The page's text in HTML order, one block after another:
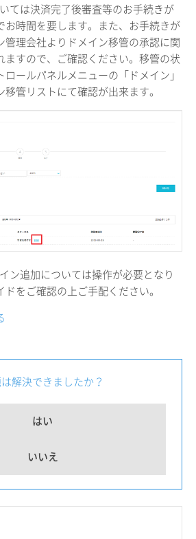
ては決済完了後審査等のお手続きが
お時間を要します。また、お手続きが
管理会社よりドメイン移管の承認に関
ますので、ご確認ください。移管の状
ールパネルメニューの「ドメイン」
管リストにて確認が出来ます。
ン追加については操作が必要となり
をご確認の上ご手配ください。
解決できましたか？
はい
いいえ